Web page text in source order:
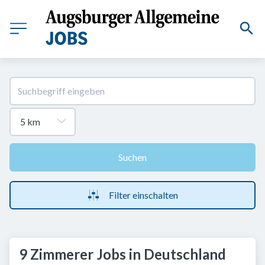
Suchen
Filter einschalten
9 Zimmerer Jobs in Deutschland